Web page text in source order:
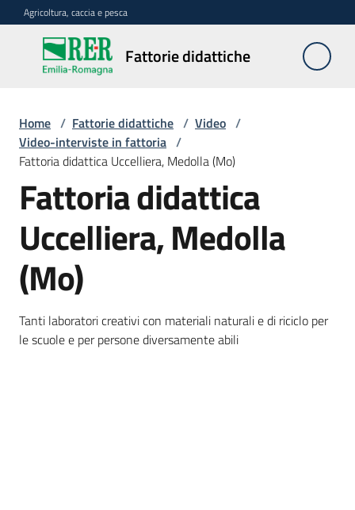
Vai al contenuto
Vai alla navigazione
Vai al footer
Agricoltura, caccia e pesca
Fattorie didattiche
Fattorie
didattiche
Trova
sulla
Requisiti
necessari
Corsi
Home / Fattorie didattiche / Video /
Video-interviste in fattoria /
Fattoria didattica Uccelliera, Medolla (Mo)
Fattoria didattica
Uccelliera, Medolla
(Mo)
Tanti laboratori creativi con materiali naturali e di riciclo per
le scuole e per persone diversamente abili